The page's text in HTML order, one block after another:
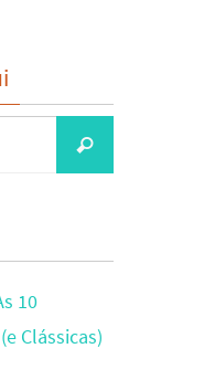
for:
Search
10
Clássicas)